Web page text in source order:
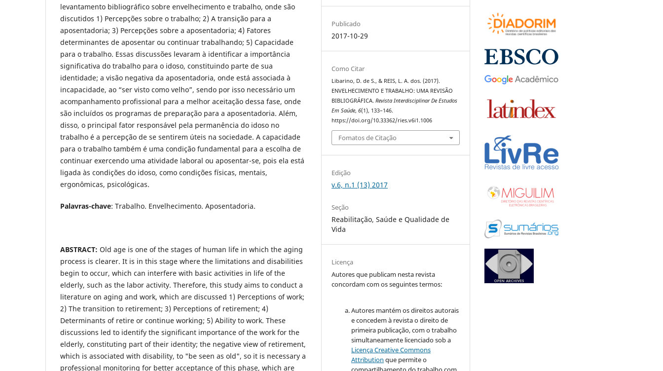
levantamento bibliográfico sobre envelhecimento e trabalho, onde são
discutidos 1) Percepções sobre o trabalho; 2) A transição para a
aposentadoria; 3) Percepções sobre a aposentadoria; 4) Fatores
determinantes de aposentar ou continuar trabalhando; 5) Capacidade
para o trabalho. Essas discussões levaram à identificar a importância
significativa do trabalho para o idoso, constituindo parte de sua
identidade; a visão negativa da aposentadoria, onde está associada à
incapacidade, ao “ser visto como velho”, sendo por isso necessário um
acompanhamento profissional para a melhor aceitação dessa fase, onde
são incluídos os programas de preparação para a aposentadoria. Além,
disso, o principal fator responsável pela permanência do idoso no
trabalho é a percepção de se sentirem úteis na sociedade. A capacidade
para o trabalho também é uma condição fundamental para a escolha de
continuar exercendo uma atividade laboral ou aposentar-se, pois ela está
ligada às condições do idoso, como condições físicas, mentais,
ergonômicas, psicológicas.
Palavras-chave: Trabalho. Envelhecimento. Aposentadoria.
ABSTRACT: Old age is one of the stages of human life in which the aging
process is clearer. It is in this stage where the limitations and disabilities
begin to occur, which can interfere with basic activities in life of the
elderly, such as the labor activity. Therefore, this study aims to conduct a
literature on aging and work, which are discussed 1) Perceptions of work;
2) The transition to retirement; 3) Perceptions of retirement; 4)
Determinants of retire or continue working; 5) Ability to work. These
discussions led to identify the significant importance of the work for the
elderly, constituting part of their identity; the negative view of retirement,
which is associated with disability, to "be seen as old", so it is necessary a
professional monitoring for better acceptance of this phase, which are
Publicado
2017-10-29
Como Citar
Libarino, D. de S., & REIS, L. A. dos. (2017).
ENVELHECIMENTO E TRABALHO: UMA REVISÃO
BIBLIOGRÁFICA.Revista Interdisciplinar De Estudos
Em Saúde,6(1), 133–146.
https://doi.org/10.33362/ries.v6i1.1006
Fomatos de Citação
Edição
v.6, n.1 (13) 2017
Seção
Reabilitação, Saúde e Qualidade de
Vida
Licença
Autores que publicam nesta revista
concordam com os seguintes termos:
Autores mantém os direitos autorais
e concedem à revista o direito de
primeira publicação, com o trabalho
simultaneamente licenciado sob a
Licença Creative Commons
Attribution que permite o